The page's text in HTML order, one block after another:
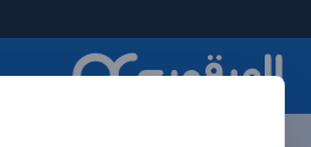
العرقوب - متجر